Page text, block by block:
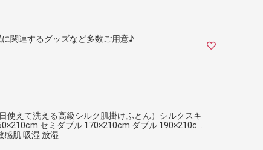
関連するグッズなど多数ご用意♪
使えて洗える高級シルク肌掛けふとん）シルクスキ
セミダブル 170×210cm ダブル 190×210cm
感肌 吸湿 放湿